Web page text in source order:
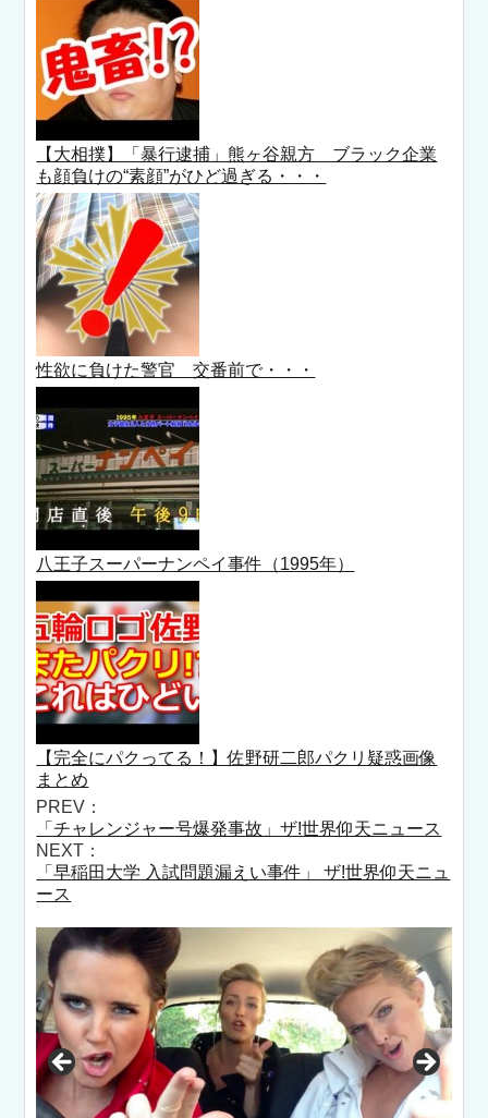
【大相撲】「暴行逮捕」熊ヶ谷親方 ブラック企業
も顔負けの“素顔”がひど過ぎる・・・
性欲に負けた警官 交番前で・・・
八王子スーパーナンペイ事件（1995年）
【完全にパクってる！】佐野研二郎パクリ疑惑画像
まとめ
PREV：
「チャレンジャー号爆発事故」ザ!世界仰天ニュース
NEXT：
「早稲田大学 入試問題漏えい事件」 ザ!世界仰天ニュ
ース